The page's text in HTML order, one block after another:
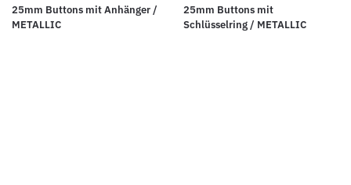
25mm Buttons mit Anhänger /
METALLIC
25mm Buttons mit
Schlüsselring / METALLIC